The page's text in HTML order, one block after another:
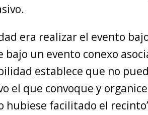
era realizar el evento
un evento conexo
establece que no
el que convoque y
hubiese facilitado el